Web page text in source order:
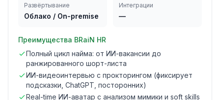
Развёртывание
Облако / On-premise
Интеграции
—
Преимущества BRaiN HR
Полный цикл найма: от ИИ-вакансии до
ранжированного шорт-листа
ИИ-видеоинтервью с прокторингом (фиксирует
подсказки, ChatGPT, посторонних)
Real-time ИИ-аватар с анализом мимики и soft skills